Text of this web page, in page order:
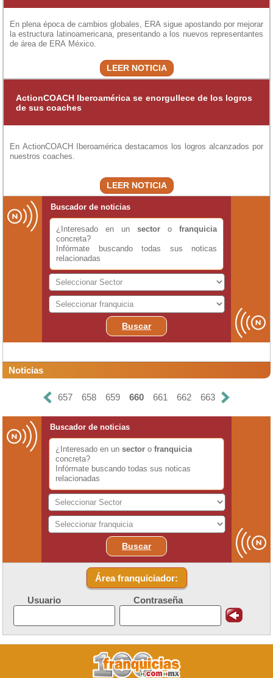
En plena época de cambios globales, ERA sigue apostando por mejorar
la estructura latinoamericana, presentando a los nuevos representantes
de área de ERA México.
LEER NOTICIA
ActionCOACH Iberoamérica se enorgullece de los logros
de sus coaches
En ActionCOACH Iberoamérica destacamos los logros alcanzados por
nuestros coaches.
LEER NOTICIA
Buscador de noticias
¿Interesado en un sector o franquicia
concreta?
Infórmate buscando todas sus noticas
relacionadas
Buscar
Noticias
657 658 659 660 661 662 663
Buscador de noticias
¿Interesado en un sector o franquicia
concreta?
Infórmate buscando todas sus noticas
relacionadas
Buscar
Área franquiciador:
Usuario Contraseña